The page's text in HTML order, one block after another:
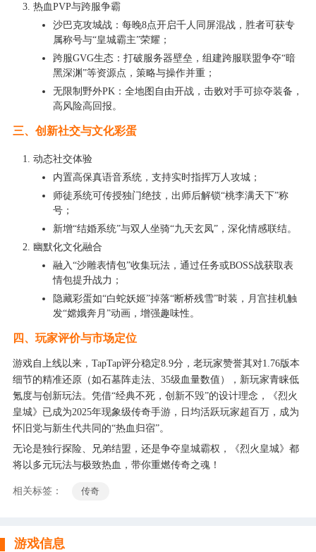
热血PVP与跨服争霸
沙巴克攻城战：每晚8点开启千人同屏混战，胜者可获专
属称号与“皇城霸主”荣耀；
跨服GVG生态：打破服务器壁垒，组建跨服联盟争夺“暗
黑深渊”等资源点，策略与操作并重；
无限制野外PK：全地图自由开战，击败对手可掠夺装备，
高风险高回报。
三、创新社交与文化彩蛋
动态社交体验
内置高保真语音系统，支持实时指挥万人攻城；
师徒系统可传授独门绝技，出师后解锁“桃李满天下”称
号；
新增“结婚系统”与双人坐骑“九天玄凤”，深化情感联结。
幽默化文化融合
融入“沙雕表情包”收集玩法，通过任务或BOSS战获取表
情包提升战力；
隐藏彩蛋如“白蛇妖姬”掉落“断桥残雪”时装，月宫挂机触
发“嫦娥奔月”动画，增强趣味性。
四、玩家评价与市场定位
游戏自上线以来，TapTap评分稳定8.9分，老玩家赞誉其对1.76版本
细节的精准还原（如石墓阵走法、35级血量数值），新玩家青睐低
氪度与创新玩法。凭借“经典不死，创新不毁”的设计理念，《烈火
皇城》已成为2025年现象级传奇手游，日均活跃玩家超百万，成为
怀旧党与新生代共同的“热血归宿”。
无论是独行探险、兄弟结盟，还是争夺皇城霸权，《烈火皇城》都
将以多元玩法与极致热血，带你重燃传奇之魂！
相关标签： 传奇
游戏信息